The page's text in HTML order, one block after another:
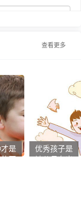
兴趣和自信提高了很
数学
方法也很灵活。老师
位，就记得很牢
为止。下课后，有
查看更多
是
优秀孩子是